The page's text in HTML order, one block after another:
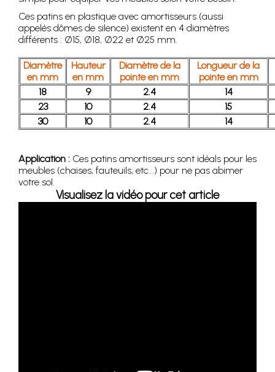
Ces patins en plastique avec amortisseurs (aussi
appelés dômes de silence) existent en 4 diamètres
différents : Ø15, Ø18, Ø22 et Ø25 mm.
Diamètre
en mm
Hauteur
en mm
Diamètre de la
pointe en mm
Longueur de la
pointe en mm
18
9 2.4
14
23
10 2.4
15
30
10 2.4 14
Application : Ces patins amortisseurs sont idéals pour les
meubles (chaises, fauteuils, etc...) pour ne pas abimer
votre sol.
Visualisez la vidéo pour cet article